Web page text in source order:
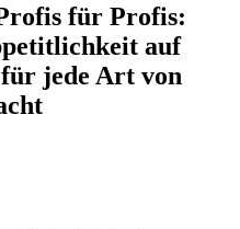
für Profis:
auf
jede Art von